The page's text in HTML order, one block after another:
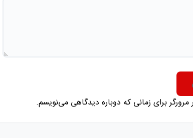
برای زمانی که دوباره دیدگاهی می‌نویسم.